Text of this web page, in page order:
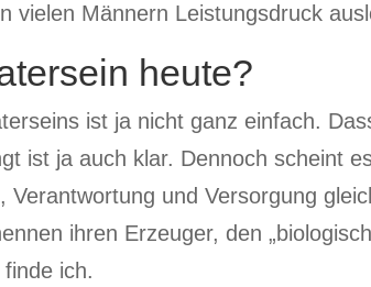
vielen Männern Leistungsdruck
heute?
ist ja nicht ganz einfach.
ist ja auch klar. Dennoch scheint
Verantwortung und Versorgung
ihren Erzeuger, den
ich.